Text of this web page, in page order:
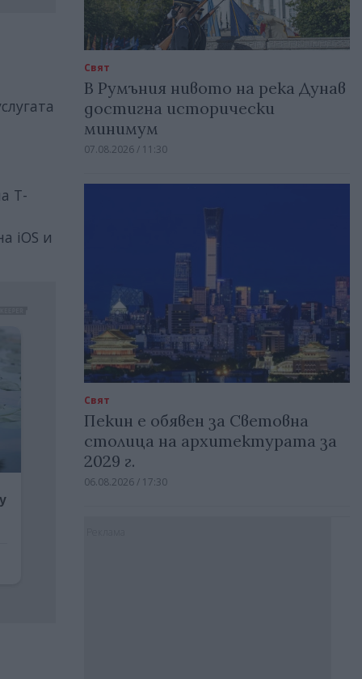
T-
iOS и
Свят
В Румъния нивото на река Дунав
достигна исторически
минимум
07.08.2026 / 11:30
Свят
Пекин е обявен за Световна
столица на архитектурата за
2029 г.
06.08.2026 / 17:30